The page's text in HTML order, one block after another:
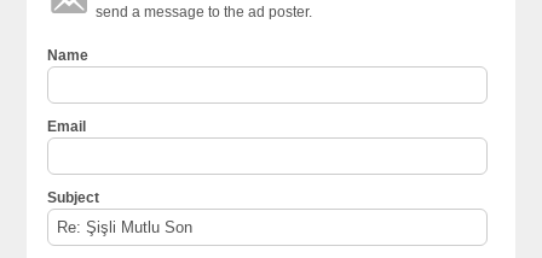
send a message to the ad poster.
Name
Email
Subject